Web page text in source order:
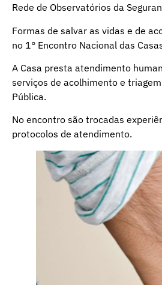
Rede de Observatórios da
Formas de salvar as vidas e de
no 1° Encontro Nacional das
A Casa presta atendimento
serviços de acolhimento e
Pública.
No encontro são trocadas
protocolos de atendimento.